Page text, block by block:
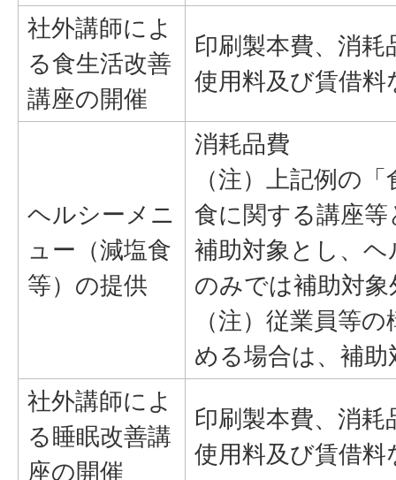
社外講師によ
る食生活改善
講座の開催
印刷製本費、消耗
使用料及び賃借料
ヘルシーメニ
ュー（減塩食
等）の提供
消耗品費
（注）上記例の
食に関する講座
補助対象とし、
のみでは補助対
（注）従業員等
める場合は、補
社外講師によ
る睡眠改善講
座の開催
印刷製本費、消耗
使用料及び賃借料